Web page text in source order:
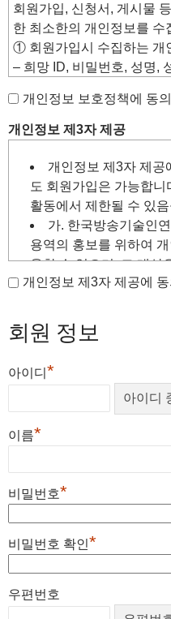
① 당 사이트는 귀하
조건으로 귀하에게 서
본 약관의 내용에 동의
제공 행위 및 귀하의 서
우선적으로 적용될 것입
있으며, 변경된 약관은
경된 약관에 동의하지
회원등록을 취소(회원
경우는 약관 변경에 대
관은 공지와 동시에 그
관 개정시 공지하여 회원에게
본 약관에 명시되지 않은 사항
에는 그 규정에 의합니다.
제4조 (용어의 정의)
① 이용자 : 본약관에
비스를 받는 자
② 가 입 : 당 사이트가
③ 회 원 : 당 사이트에
회원가입, 신청서, 게시물
한 최소한의 개인정보 를 수
① 회원가입시 수집하는 개
– 희망 ID, 비밀번호, 성명,
정보
② 자동으로 수집·저장되는
– 이용자의 인터넷서버 도
유한 웹사이트의 주소
– 이용자의 브라우져 종류
– 방문일시 등
이와 같이 자동 수집·저장
개선을 위한 통계분석, 이
사이의 원활한정보처리 등
다만, 법령의 규정에 따라
2. 개인 정보
① 이용자 확인 및 기본적인
② 회원가입을 통하여 수집
다 향상된 서비스를 제공하
③ 회원가입을 통하여 수집
탈퇴를 하지 않는 한 영구
조사 등을 통하여 수집된개
체 없이 파기합니다.
개인
는 목적이 달성되면 파기됩
하여 다음과 같이 권리 의
기간 보유하여야 할 필요가
개인정보 보호정책에 동
개인정보 제3자 제공
개인정보 제3자 제공
도 회원가입은 가능합
활동에서 제한될 수 있
가. 한국방송기술인
용역의 홍보를 위하여
용할 수 있으며, 그 대상
제한됩니다.
개
인
보
공
자
개
의
목
적
이용 또는 제
개인정보 제3자 제공에
회원 정보
아이디 *
이름*
비밀번호*
비밀번호 확인*
우편번호